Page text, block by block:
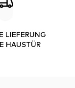
LIEFERUNG
HAUSTÜR